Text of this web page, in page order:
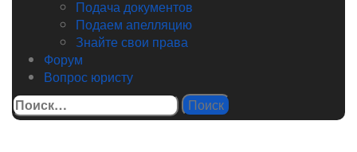
Подача документов
Подаем апелляцию
Знайте свои права
Форум
Вопрос юристу
Найти: